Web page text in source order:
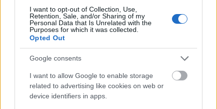
I want to opt-out of Collection, Use,
Retention, Sale, and/or Sharing of my
Personal Data that Is Unrelated with the
Purposes for which it was collected.
Opted Out
Google consents
I want to allow Google to enable storage
related to advertising like cookies on web or
device identifiers in apps.
És persze a koncertek